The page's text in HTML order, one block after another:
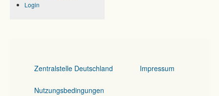
Login
Zentralstelle Deutschland Impressum
Nutzungsbedingungen